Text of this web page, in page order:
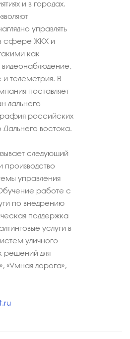
и в городах.
управлять
в сфере ЖКХ и
как
телеметрия. В
поставляет
дальнего
российских
востока.
следующий
производство
управления
работе с
по внедрению
поддержка
услуги в
уличного
решений для
«Умная дорога»,